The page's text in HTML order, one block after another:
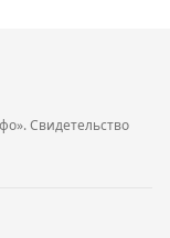
Cвидетельство